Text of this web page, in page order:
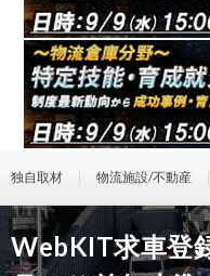
独自取材 物流施設/不動産
WebKIT求車登